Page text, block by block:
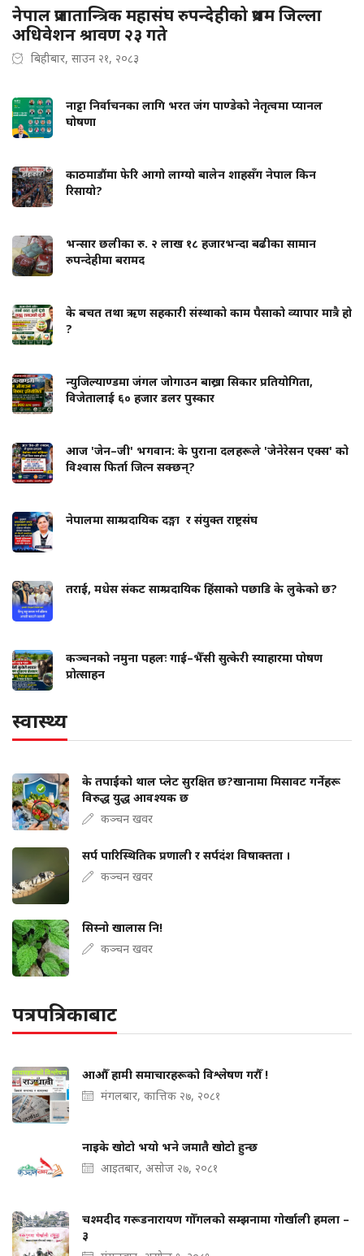
नेपाल प्रजातान्त्रिक महासंघ रुपन्देहीको प्रथम जिल्ला
अधिवेशन श्रावण २३ गते
बिहीबार, साउन २१, २०८३
नाट्टा निर्वाचनका लागि भरत जंग पाण्डेको नेतृत्वमा प्यानल
घोषणा
काठमाडौंमा फेरि आगो लाग्यो बालेन शाहसँग नेपाल किन
रिसायो?
भन्सार छलीका रु. २ लाख १८ हजारभन्दा बढीका सामान
रुपन्देहीमा बरामद
के बचत तथा ऋण सहकारी संस्थाको काम पैसाको व्यापार मात्रै हो
?
न्युजिल्याण्डमा जंगल जोगाउन बाख्रा सिकार प्रतियोगिता,
विजेतालाई ६० हजार डलर पुस्कार
आज 'जेन–जी' भगवान: के पुराना दलहरूले 'जेनेरेसन एक्स' को
विश्वास फिर्ता जित्न सक्छन्?
नेपालमा साम्प्रदायिक दङ्गा र संयुक्त राष्ट्रसंघ
तराई, मधेस संकट साम्प्रदायिक हिंसाको पछाडि के लुकेको छ?
कञ्चनको नमुना पहलः गाई–भैँसी सुत्केरी स्याहारमा पोषण
प्रोत्साहन
स्वास्थ्य
के तपाईंको थाल प्लेट सुरक्षित छ?खानामा मिसावट गर्नेहरू
विरुद्ध युद्ध आवश्यक छ
कञ्चन खवर
सर्प पारिस्थितिक प्रणाली र सर्पदंश विषाक्तता ।
कञ्चन खवर
सिस्नो खालास नि!
कञ्चन खवर
पत्रपत्रिकाबाट
आऔँ हामी समाचारहरूको विश्लेषण गरौँ !
मंगलबार, कात्तिक २७, २०८१
नाइके खोटो भयो भने जमातै खोटो हुन्छ
आइतबार, असोज २७, २०८१
चश्मदीद गरूडनारायण गोँगलको सम्झनामा गोर्खाली हमला –
३